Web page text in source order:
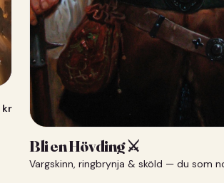
kr
Bli en Hövding ⚔️